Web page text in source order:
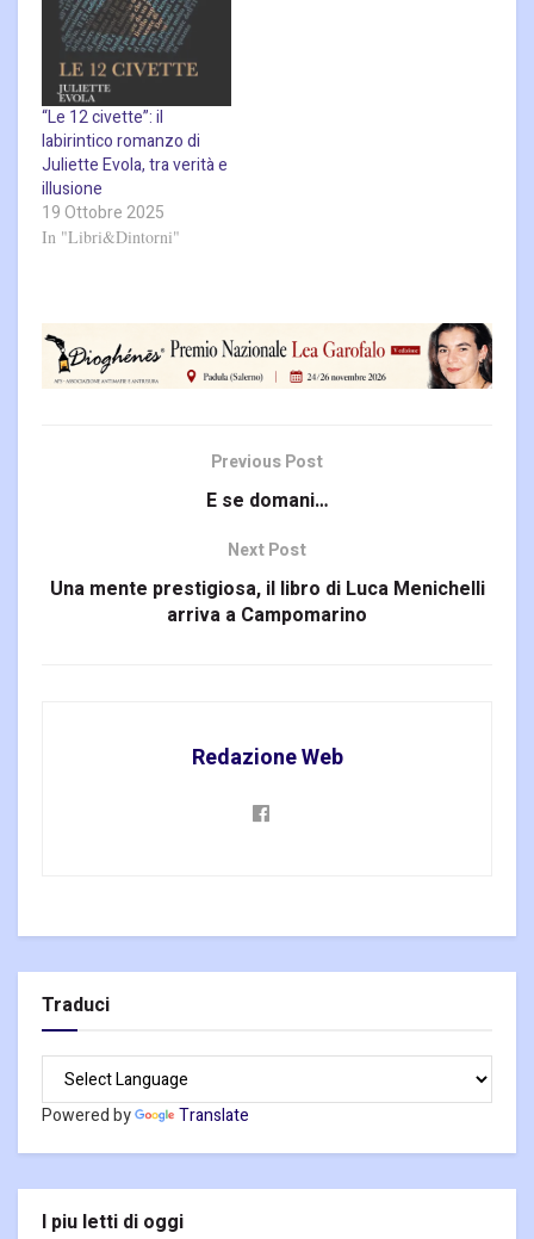
“Le 12 civette”: il
labirintico romanzo di
Juliette Evola, tra verità e
illusione
19 Ottobre 2025
In "Libri&Dintorni"
Previous Post
E se domani…
Next Post
Una mente prestigiosa, il libro di Luca Menichelli
arriva a Campomarino
Redazione Web
Traduci
Powered by Translate
I piu letti di oggi